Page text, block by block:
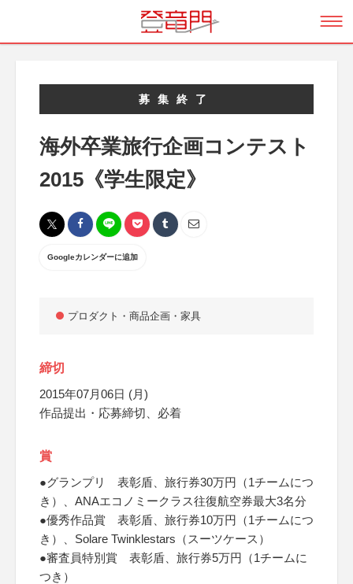
募集終了
海外卒業旅行企画コンテスト
2015《学生限定》
Googleカレンダーに追加
プロダクト・商品企画・家具
締切
2015年07月06日 (月)
作品提出・応募締切、必着
賞
●グランプリ 表彰盾、旅行券30万円（1チームにつ
き）、ANAエコノミークラス往復航空券最大3名分
●優秀作品賞 表彰盾、旅行券10万円（1チームにつ
き）、Solare Twinklestars（スーツケース）
●審査員特別賞 表彰盾、旅行券5万円（1チームに
つき）